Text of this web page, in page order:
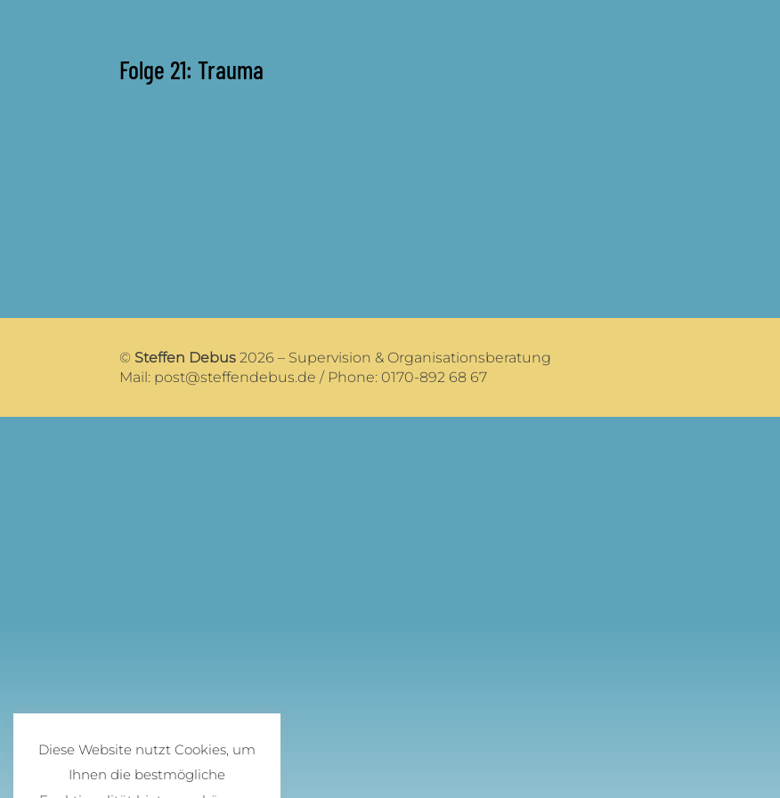
Folge 21: Trauma
© Steffen Debus 2026 – Supervision & Organisationsberatung
Mail: post@steffendebus.de / Phone: 0170-892 68 67
Diese Website nutzt Cookies, um
Ihnen die bestmögliche